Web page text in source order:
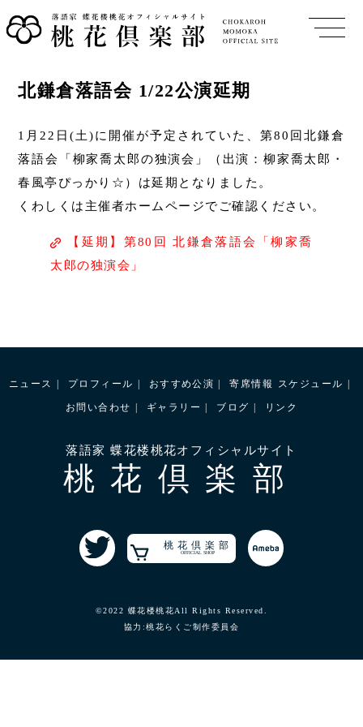
北鎌倉落語会 1/22公演延期
1月22日(土)に開催が予定されていた、第80回北鎌倉
落語会「柳家喬太郎の独演会」（出演：柳家喬太郎・
春風亭ぴっかり☆）は延期となりました。
くわしくは主催者ホームページでご確認ください。
【延期】第80回 北鎌倉落語会「柳家喬
太郎の独演会」
ニュース プロフィール おすすめ公演 寄席情報 スケジュール
お問い合わせ ギャラリー ブログ リンク
落語家 蝶花楼桃花オフィシャルサイト
桃花倶楽部
桃花倶楽部
OFFICIAL SHOP
©2022 蝶花楼桃花All Rights Reserved.
協力:桃花らくご制作委員会